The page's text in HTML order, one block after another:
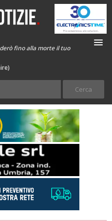
fino alla morte il tuo